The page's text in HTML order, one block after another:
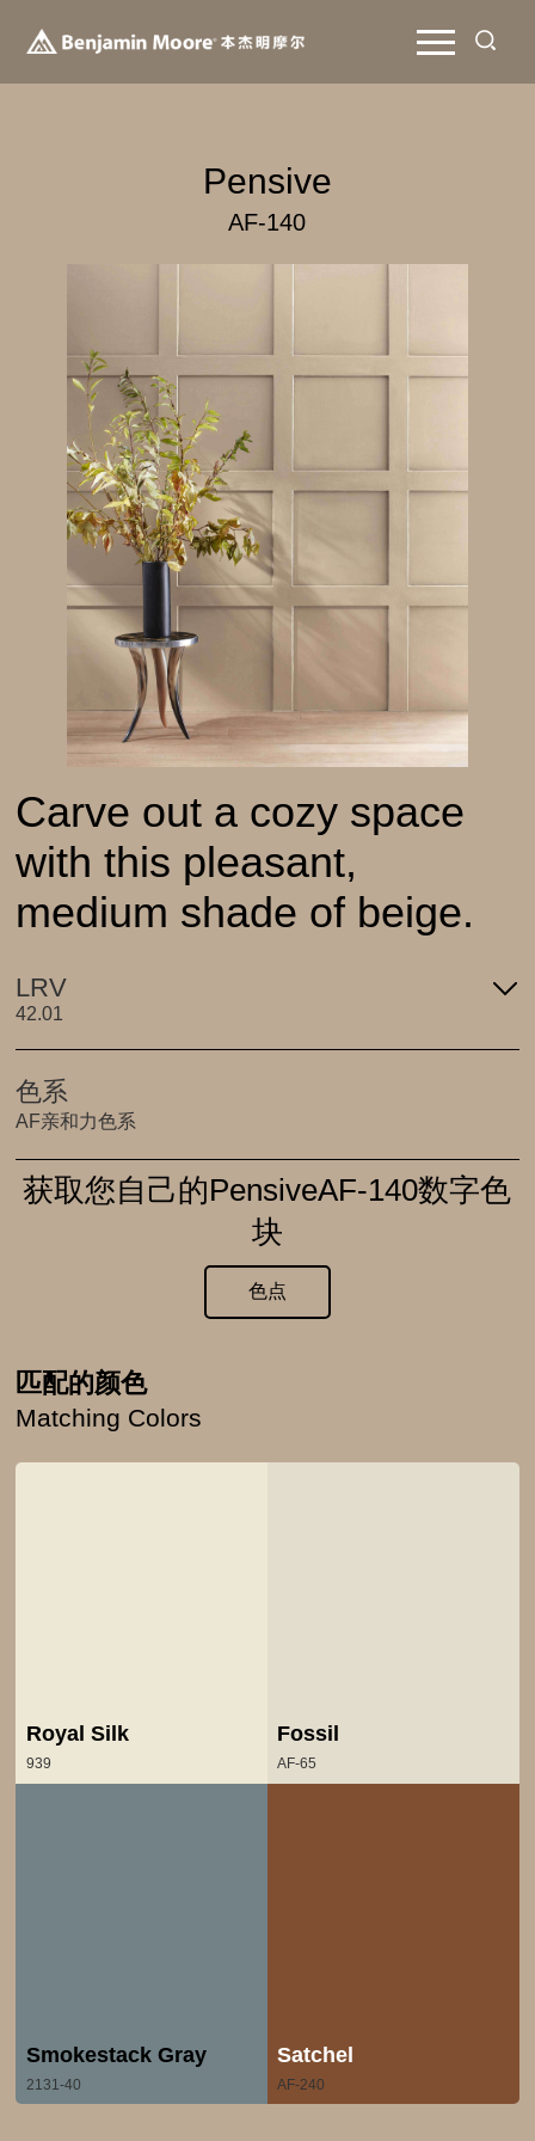
Pensive
AF-140
Carve out a cozy space
with this pleasant,
medium shade of beige.
LRV
42.01
色系
AF亲和力色系
获取您自己的PensiveAF-140数字色
块
色点
匹配的颜色
Matching Colors
Royal Silk
939
Fossil
AF-65
Smokestack Gray
2131-40
Satchel
AF-240